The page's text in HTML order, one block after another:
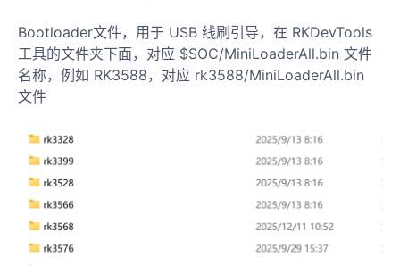
Bootloader文件，用于 USB 线刷引导，在 RKDevTools
工具的文件夹下面，对应 $SOC/MiniLoaderAll.bin 文件
名称，例如 RK3588，对应 rk3588/MiniLoaderAll.bin
文件